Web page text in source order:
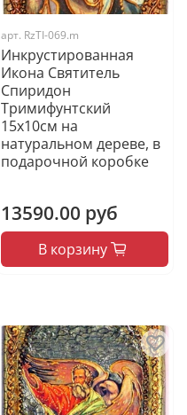
арт. RzTI-069.m
Инкрустированная
Икона Святитель
Спиридон
Тримифунтский
15х10см на
натуральном дереве, в
подарочной коробке
13590.00 руб
В корзину